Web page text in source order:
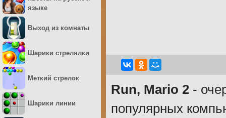
Run, Mario 2 -
популярных
языке
Выход из комнаты
Шарики стрелялки
Меткий стрелок
Шарики линии